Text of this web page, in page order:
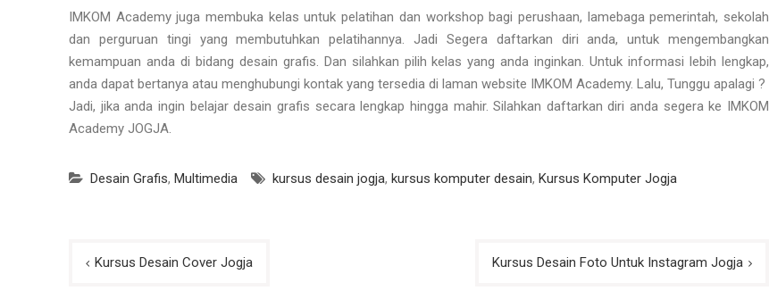
IMKOM Academy juga membuka kelas untuk pelatihan dan workshop bagi perushaan, lamebaga pemerintah, sekolah
dan perguruan tingi yang membutuhkan pelatihannya. Jadi Segera daftarkan diri anda, untuk mengembangkan
kemampuan anda di bidang desain grafis. Dan silahkan pilih kelas yang anda inginkan. Untuk informasi lebih lengkap,
anda dapat bertanya atau menghubungi kontak yang tersedia di laman website IMKOM Academy. Lalu, Tunggu apalagi ?
Jadi, jika anda ingin belajar desain grafis secara lengkap hingga mahir. Silahkan daftarkan diri anda segera ke IMKOM
Academy JOGJA.
Desain Grafis, Multimedia kursus desain jogja, kursus komputer desain, Kursus Komputer Jogja
Post
Kursus Desain Cover Jogja Kursus Desain Foto Untuk Instagram Jogja